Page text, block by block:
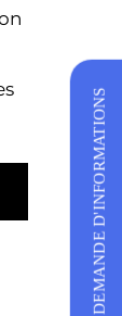
DEMANDE D'INFORMATIONS